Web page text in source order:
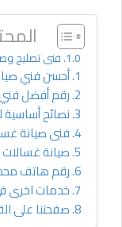
فنى تصليح
أحسن فني
رقم أفضل
نصائح
فنى صيانة
صيانة
رقم هاتف
خدمات اخرى
صفحتنا على